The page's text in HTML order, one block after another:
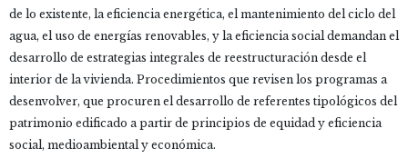
de lo existente, la eficiencia energética, el mantenimiento del ciclo del
agua, el uso de energías renovables, y la eficiencia social demandan el
desarrollo de estrategias integrales de reestructuración desde el
interior de la vivienda. Procedimientos que revisen los programas a
desenvolver, que procuren el desarrollo de referentes tipológicos del
patrimonio edificado a partir de principios de equidad y eficiencia
social, medioambiental y económica.